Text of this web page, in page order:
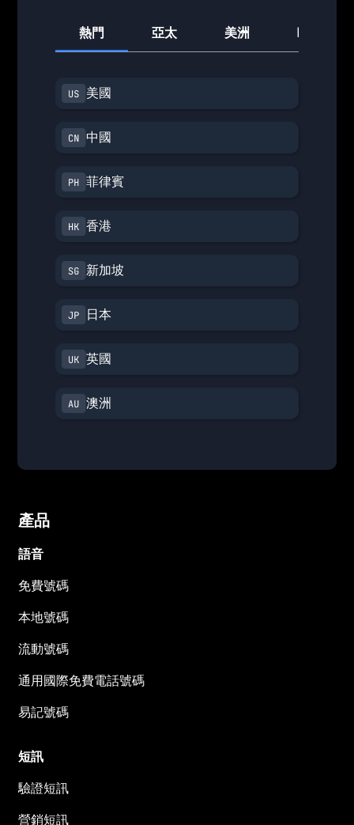
熱門 亞太 美洲 歐洲
美國
中國
菲律賓
香港
新加坡
日本
英國
澳洲
產品
語音
免費號碼
本地號碼
流動號碼
通用國際免費電話號碼
易記號碼
短訊
驗證短訊
營銷短訊